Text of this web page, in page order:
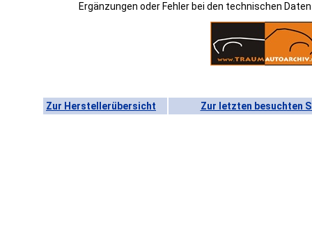
Ergänzungen oder Fehler bei den technischen
Zur Herstellerübersicht Zur letzten besuchten